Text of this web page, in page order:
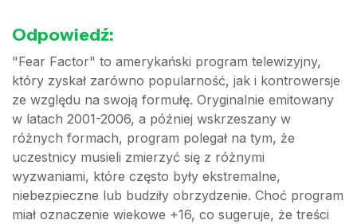
Odpowiedź:
"Fear Factor" to amerykański program telewizyjny,
który zyskał zarówno popularność, jak i kontrowersje
ze względu na swoją formułę. Oryginalnie emitowany
w latach 2001-2006, a później wskrzeszany w
różnych formach, program polegał na tym, że
uczestnicy musieli zmierzyć się z różnymi
wyzwaniami, które często były ekstremalne,
niebezpieczne lub budziły obrzydzenie. Choć program
miał oznaczenie wiekowe +16, co sugeruje, że treści